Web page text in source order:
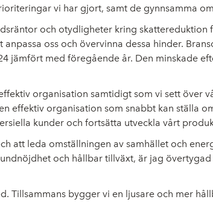
vi har gjort, samt de gynnsamma
och otydligheter kring
oss och övervinna dessa hinder.
jämfört med föregående år. Den minskade
organisation samtidigt som vi sett över
effektiv organisation som snabbt kan ställa
kunder och fortsätta utveckla vårt
att leda omställningen av samhället och
och hållbar tillväxt, är jag
Tillsammans bygger vi en ljusare och mer